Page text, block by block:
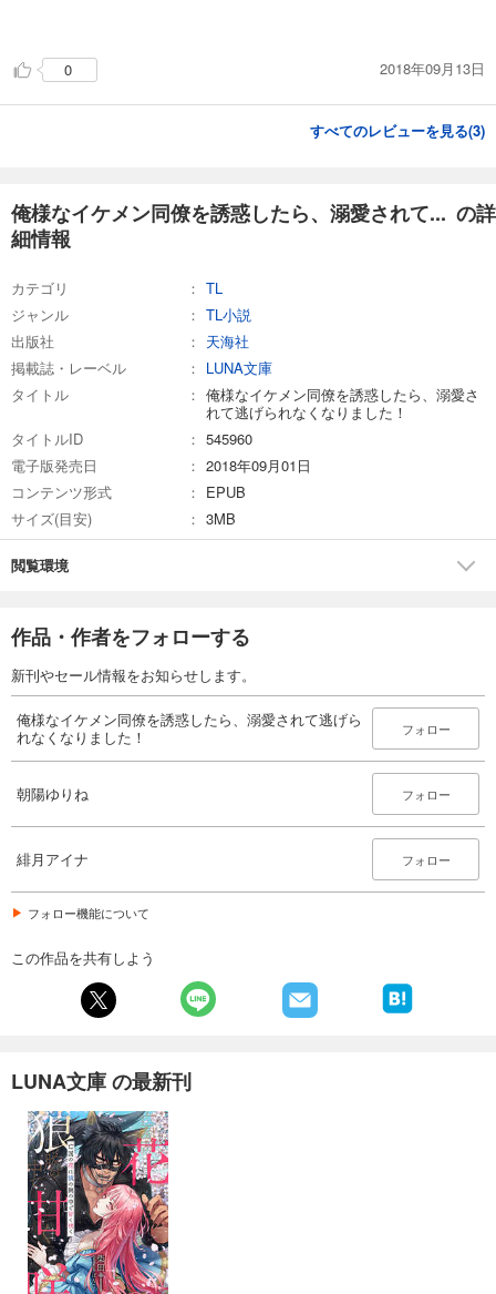
0 2018年09月13日
すべてのレビューを見る(3)
俺様なイケメン同僚を誘惑したら、溺愛されて... の詳
細情報
カテゴリ
TL
ジャンル
TL小説
出版社
天海社
掲載誌・レーベル
LUNA文庫
タイトル
俺様なイケメン同僚を誘惑したら、溺愛さ
れて逃げられなくなりました！
タイトルID
545960
電子版発売日
2018年09月01日
コンテンツ形式
EPUB
サイズ(目安)
3MB
閲覧環境
作品・作者をフォローする
新刊やセール情報をお知らせします。
俺様なイケメン同僚を誘惑したら、溺愛されて逃げら
れなくなりました！
フォロー
朝陽ゆりね フォロー
緋月アイナ フォロー
フォロー機能について
この作品を共有しよう
LUNA文庫 の最新刊